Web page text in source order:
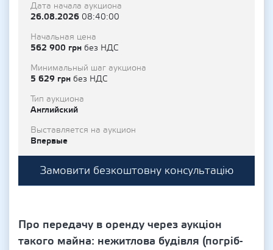
Дата начала аукциона
26.08.2026 08:40:00
Начальная цена
562 900 грн без НДС
Минимальный шаг аукциона
5 629 грн без НДС
Тип аукциона
Английский
Выставляется на аукцион
Впервые
Замовити безкоштовну консультацію
Про передачу в оренду через аукціон
такого майна: нежитлова будівля (погріб-